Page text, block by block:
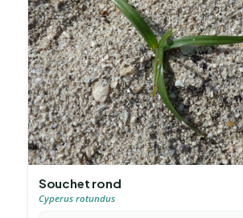
Souchet rond
Cyperus rotundus